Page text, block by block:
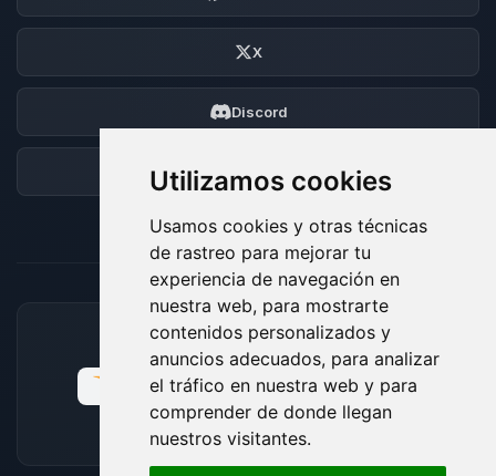
Utilizamos cookies
Usamos cookies y otras técnicas
de rastreo para mejorar tu
experiencia de navegación en
nuestra web, para mostrarte
contenidos personalizados y
anuncios adecuados, para analizar
el tráfico en nuestra web y para
comprender de donde llegan
nuestros visitantes.
X
Discord
Foro
MÉTODOS DE PAGO ACEPTADOS